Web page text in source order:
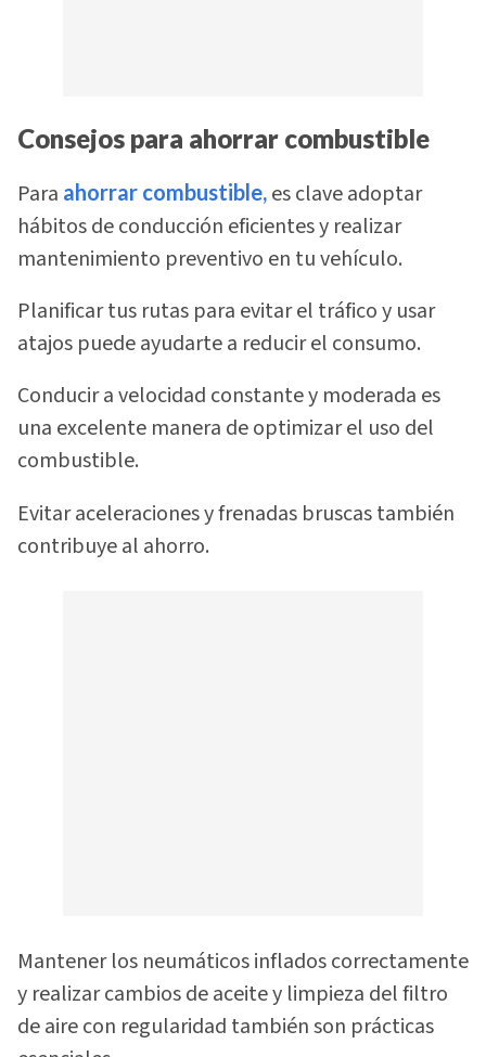
Consejos para ahorrar combustible
Para ahorrar combustible, es clave adoptar
hábitos de conducción eficientes y realizar
mantenimiento preventivo en tu vehículo.
Planificar tus rutas para evitar el tráfico y usar
atajos puede ayudarte a reducir el consumo.
Conducir a velocidad constante y moderada es
una excelente manera de optimizar el uso del
combustible.
Evitar aceleraciones y frenadas bruscas también
contribuye al ahorro.
Mantener los neumáticos inflados correctamente
y realizar cambios de aceite y limpieza del filtro
de aire con regularidad también son prácticas